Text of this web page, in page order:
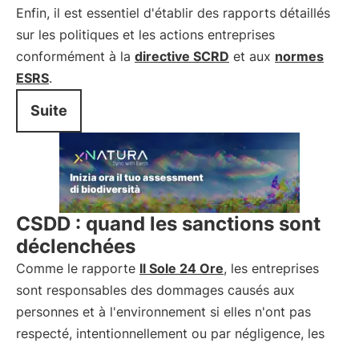
Enfin, il est essentiel d'établir des rapports détaillés
sur les politiques et les actions entreprises
conformément à la directive SCRD et aux normes
ESRS.
Suite
CSDD : quand les sanctions sont
déclenchées
Comme le rapporte Il Sole 24 Ore, les entreprises
sont responsables des dommages causés aux
personnes et à l'environnement si elles n'ont pas
respecté, intentionnellement ou par négligence, les